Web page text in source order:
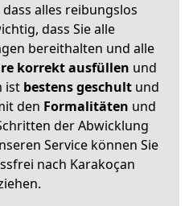
alles reibungslos
dass Sie alle
bereithalten und alle
korrekt ausfüllen und
ist bestens geschult und
den Formalitäten und
der Abwicklung
Service können Sie
nach Karakoçan